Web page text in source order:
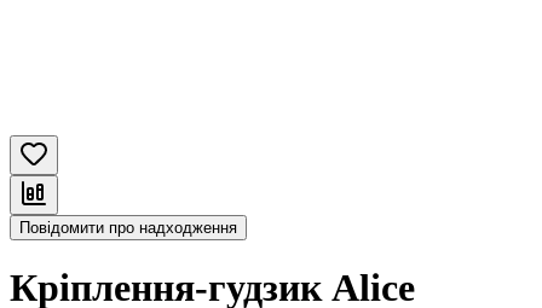
Повідомити про надходження
Кріплення-гудзик Alice